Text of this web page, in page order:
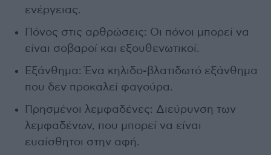
ενέργειας.
Πόνος στις αρθρώσεις: Οι πόνοι μπορεί να
είναι σοβαροί και εξουθενωτικοί.
Εξάνθημα: Ένα κηλιδο-βλατιδωτό εξάνθημα
που δεν προκαλεί φαγούρα.
Πρησμένοι λεμφαδένες: Διεύρυνση των
λεμφαδένων, που μπορεί να είναι
ευαίσθητοι στην αφή.